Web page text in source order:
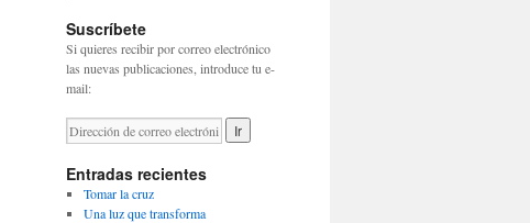
Suscríbete
Si quieres recibir por correo electrónico
las nuevas publicaciones, introduce tu e-
mail:
Entradas recientes
Tomar la cruz
Una luz que transforma